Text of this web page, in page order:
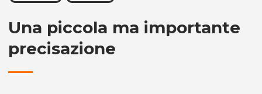
Una piccola ma importante
precisazione